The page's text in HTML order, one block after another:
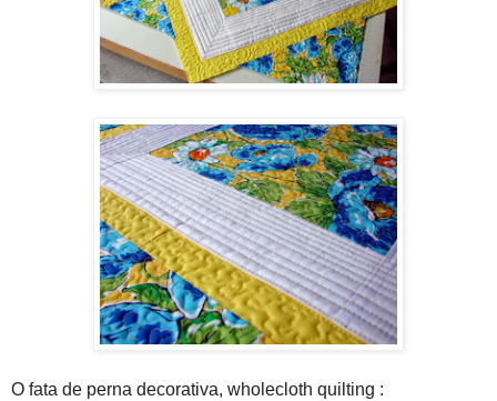
O fata de perna decorativa, wholecloth quilting :